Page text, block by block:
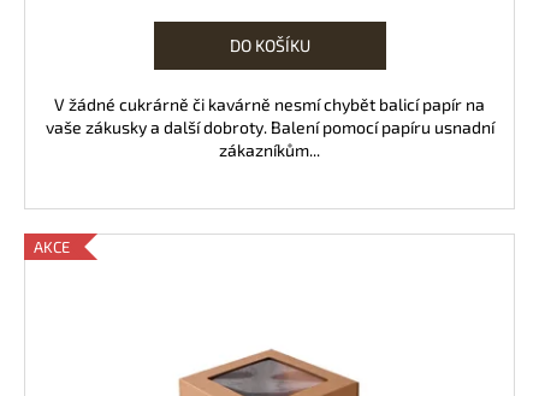
DO KOŠÍKU
V žádné cukrárně či kavárně nesmí chybět balicí papír na
vaše zákusky a další dobroty. Balení pomocí papíru usnadní
zákazníkům...
AKCE